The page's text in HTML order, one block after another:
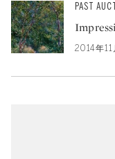
PAST
2014年